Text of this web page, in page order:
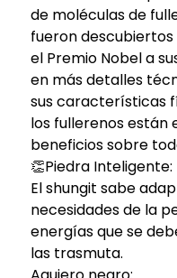
de moléculas de
fueron descubiertos
el Premio Nobel a
en más detalles
sus características
los fullerenos están
beneficios sobre
👏Piedra Inteligente:
El shungit sabe
necesidades de la
energías que se
las trasmuta.